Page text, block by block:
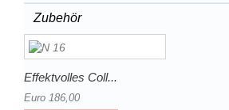
Zubehör
Effektvolles Coll...
Euro 186,00